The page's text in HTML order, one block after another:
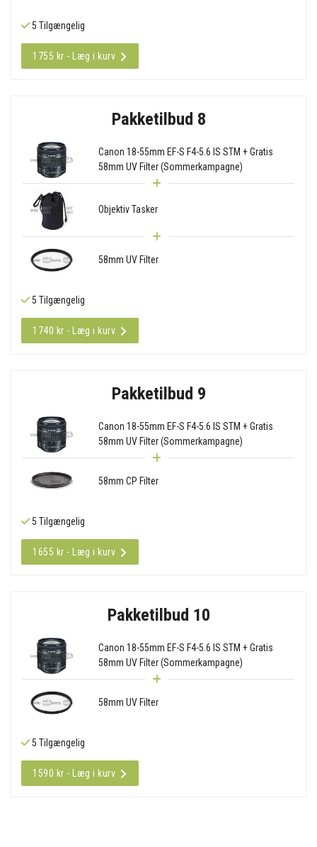
5 Tilgængelig
1755 kr - Læg i kurv
Pakketilbud 8
Canon 18-55mm EF-S F4-5.6 IS STM + Gratis
58mm UV Filter (Sommerkampagne)
Objektiv Tasker
58mm UV Filter
5 Tilgængelig
1740 kr - Læg i kurv
Pakketilbud 9
Canon 18-55mm EF-S F4-5.6 IS STM + Gratis
58mm UV Filter (Sommerkampagne)
58mm CP Filter
5 Tilgængelig
1655 kr - Læg i kurv
Pakketilbud 10
Canon 18-55mm EF-S F4-5.6 IS STM + Gratis
58mm UV Filter (Sommerkampagne)
58mm UV Filter
5 Tilgængelig
1590 kr - Læg i kurv